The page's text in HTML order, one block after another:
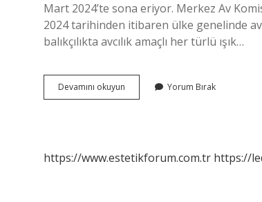
Mart 2024’te sona eriyor. Merkez Av
2024 tarihinden itibaren ülke genelinde av
balıkçılıkta avcılık amaçlı her türlü ışık…
Devamını okuyun
Avcılığı
Yorum Bırak
https://www.estetikforum.com.tr https://